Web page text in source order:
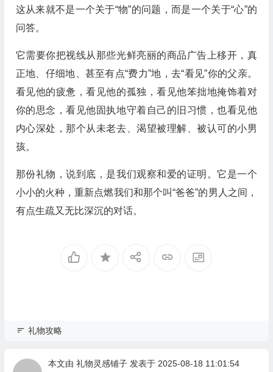
这从来就不是一个关于“物”的问题，而是一个关于“心”的
问答。
它需要你把视线从那些光鲜亮丽的商品广告上移开，真
正地、仔细地、甚至有点“费力”地，去“看见”你的父亲。
看见他的疲惫，看见他的孤独，看见他笨拙地掩饰着对
你的思念，看见他固执地守着自己的旧习惯，也看见他
内心深处，那个从未老去、渴望被理解、被认可的小男
孩。
那份礼物，说到底，是我们观察和爱的证明。它是一个
小小的火种，重新点燃我们和那个叫“爸爸”的男人之间，
有点生疏又无比深沉的对话。
礼物攻略
本文由 礼物灵感铺子发表于 2025-08-18 11:01:54